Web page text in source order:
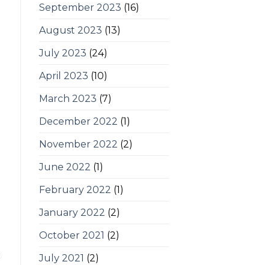
September 2023 (16)
August 2023 (13)
July 2023 (24)
April 2023 (10)
March 2023 (7)
December 2022 (1)
November 2022 (2)
June 2022 (1)
February 2022 (1)
January 2022 (2)
October 2021 (2)
July 2021 (2)